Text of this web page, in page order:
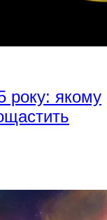
року: якому